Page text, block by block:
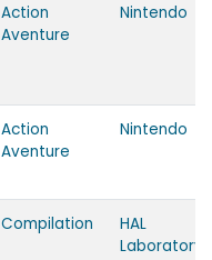
Action
Aventure
Nintendo
Action
Aventure
Nintendo
Compilation
HAL
Laboratory